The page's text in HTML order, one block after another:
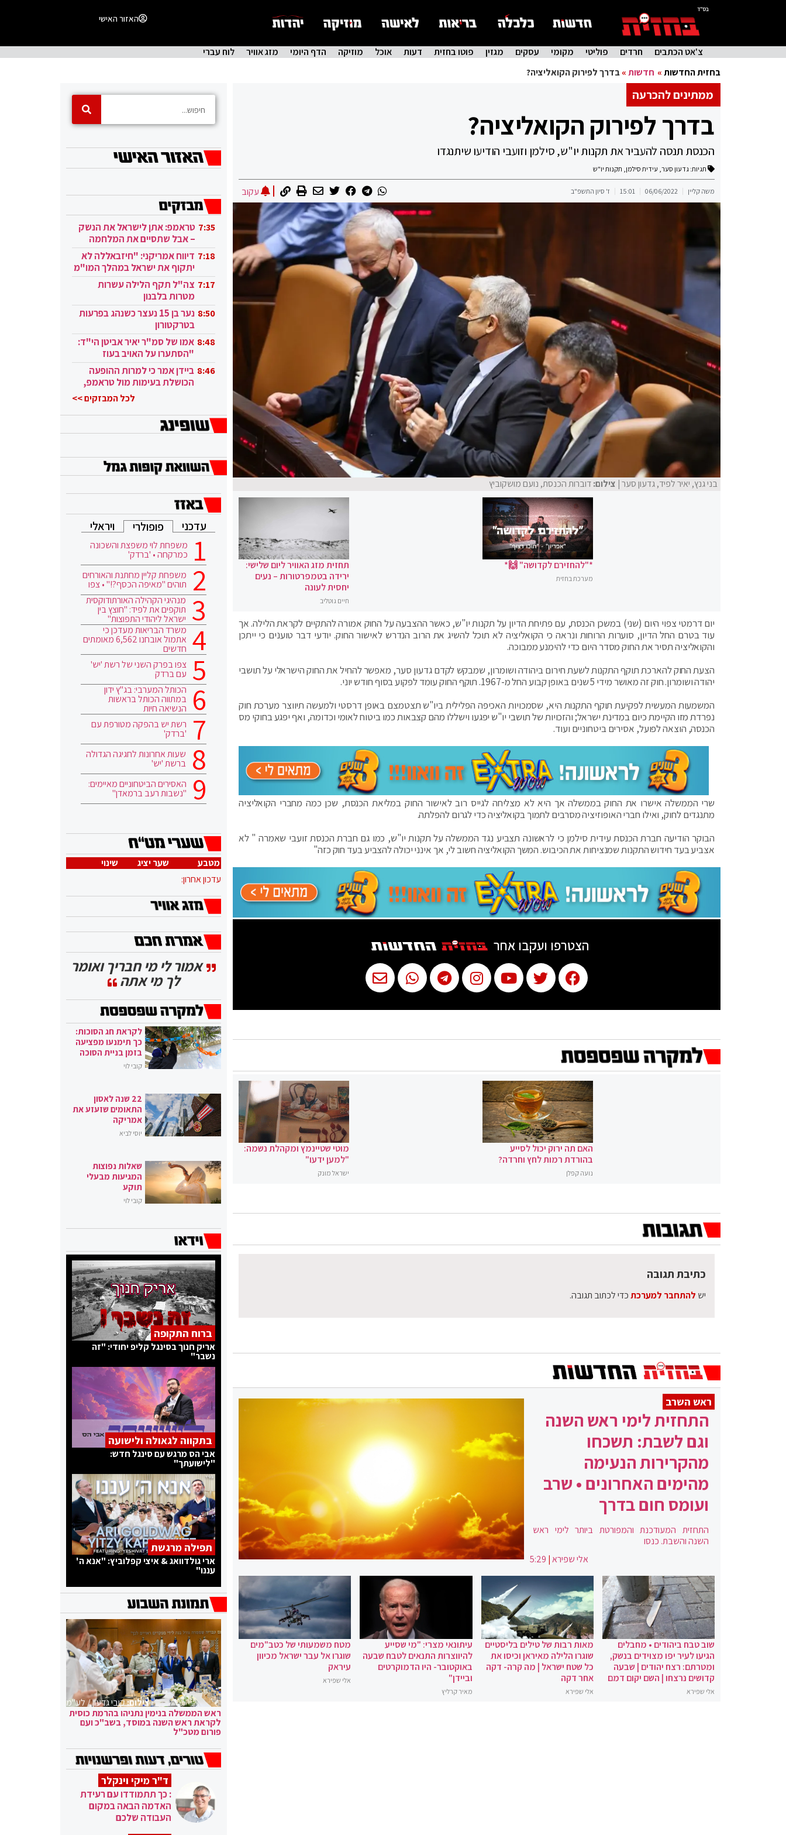
בס"ד
האזור האישי
צ'אט הכתבים חרדים פוליטי מקומי עסקים מגזין פוטו בחזית דעות אוכל מוזיקה הדף היומי מזג אוויר
לוח עברי
בחזית החדשות» חדשות»בדרך לפירוק הקואליציה?
ממתינים להכרעה
בדרך לפירוק הקואליציה?
הכנסת תנסה להעביר את תקנות יו"ש, סילמן וזועבי הודיעו שיתנגדו
תגיות: גדעון סער, עידית סילמן, תקנות יו"ש
משה קליין 06/06/2022
15:01 ז' סיון התשפ"ב עקוב
בני גנץ, יאיר לפיד, גדעון סער| צילום:דוברות הכנסת, נועם מושקוביץ
*"להחזירם לקדושה" 🙌*
מערכת בחזית
תחזית מזג האוויר ליום שלישי:
ירידה בטמפרטורות – נעים
יחסית לעונה
חיים גוטליב
יום דרמטי צפוי היום (שני) במשכן הכנסת, עם פתיחת הדיון על תקנות יו"ש, כאשר ההצבעה על החוק אמורה להתקיים לקראת הלילה. אך
עוד בטרם החל הדיון, סוערות הרוחות ונראה כי הקואליציה לא תוכל להשיג את הרוב הנדרש לאישור החוק. יודעי דבר טוענים כי ייתכן
והקואליציה תסיר את החוק מסדר היום כדי להימנע ממבוכה.
הצעת החוק להארכת תוקף התקנות לשעת חירום ביהודה ושומרון, שמבקש לקדם גדעון סער, מאפשר להחיל את החוק הישראלי על תושבי
יהודה ושומרון. חוק זה מאושר מידי 5 שנים באופן קבוע החל מ-1967. תוקף החוק עומד לפקוע בסוף חודש יוני.
המשמעות המעשית לפקיעת תוקף התקנות היא, שסמכויות האכיפה הפלילית ביו"ש תצטמצם באופן דרסטי ולמעשה תיווצר מערכת חוק
נפרדת מזו הקיימת כיום במדינת ישראל; והזכויות של תושבי יו"ש יפגעו וישללו מהם קצבאות כמו ביטוח לאומי וכדומה, ואף יפגע בחוקי מס
הכנסה, הוצאה לפועל, אסירים ביטחוניים ועוד.
שרי הממשלה אישרו את החוק בממשלה אך היא לא מצליחה לגייס רוב לאישור החוק במליאת הכנסת, שכן כמה מחברי הקואליציה
מתנגדים לחוק, ואילו חברי האופוזיציה מסרבים לתמוך בקואליציה כדי לגרום להפלתה.
הבוקר הודיעה חברת הכנסת עידית סילמן כי לראשונה תצביע נגד הממשלה על תקנות יו"ש, כמו גם חברת הכנסת זועבי שאמרה " לא
אצביע בעד חידוש התקנות שמנציחות את הכיבוש. המשך הקואליציה חשוב לי, אך אינני יכולה להצביע בעד חוק כזה"
הצטרפו ועקבו אחר
האם תה ירוק יכול לסייע
בהורדת רמות לחץ וחרדה?
נועה קפלן
מוטי שטיינמץ ומקהלת נשמה:
"למען ידעו"
ישראל מונק
כתיבת תגובה
יש להתחבר למערכתכדי לכתוב תגובה.
ראש השרב
התחזית לימי ראש השנה
וגם לשבת: תשכחו
מהקרירות הנעימה
מהימים האחרונים • שרב
ועומס חום בדרך
התחזית המעודכנת והמפורטת ביותר לימי ראש
השנה והשבת. כנסו
אלי שפירא|
5:29
שוב טבח ביהודים • מחבלים
הגיעו לעיר יפו מצוידים בנשק,
ומטרתם: רצח יהודים | שבעה
קדושים נרצחו | השם יקום דמם
אלי שפירא
מאות רבות של טילים בליסטיים
שוגרו הלילה מאיראן וכיסו את
כל שטח ישראל | מה קרה- דקה
אחר דקה
אלי שפירא
עיתונאי מצרי: "מי שסייע
להיווצרות התנאים לטבח שבעה
באוקטובר- היו הדמוקרטים
וביידן"
מאיר קרליץ
מטח משמעותי של כטב"מים
שוגרו אל עבר ישראל מכיוון
עיראק
אלי שפירא
7:35 טראמפ: אתן לישראל את הנשק
– אבל שתסיים את המלחמה
בעזה 7:18 דיווח אמריקני: "חיזבאללה לא
יתקוף את ישראל במהלך המו"מ
בקטאר" 7:17 צה"ל תקף הלילה עשרות
מטרות בלבנון
8:50
נער בן 15 נעצר כשנהג בפרעות
בטרקטורון
8:48 אמו של סמ"ר יאיר אביטן הי"ד:
"הסתערו על האויב בעוז
ובגבורה" 8:46 ביידן אמר כי למרות ההופעה
הכושלת בעימות מול טראמפ,
לכל המבזקים >>
עדכני פופולרי ויראלי
משפחת לוי משפצת והשכונה
כמרקחה • 'ברדק'
משפחת קליין מחתנת והאורחים
תוהים "מאיפה הכסף?!" • צפו
מנהיגי הקהילה האורתודוקסית
תוקפים את לפיד: "חוצץ בין
ישראל ליהודי התפוצות"
משרד הבריאות מעדכן כי
אתמול אובחנו 6,562 מאומתים
חדשים
צפו בפרק השני של רשת 'יש'
עם ברדק
הכותל המערבי: בג"ץ ידון
במתווה הכותל בראשות
הנשיאה חיות
רשת יש בהפקה מטורפת עם
'ברדק'
שעות אחרונות לחגיגה הגדולה
ברשת 'יש'
האסירים הביטחוניים מאיימים:
"נשבות רעב ברמאדן"
מטבע שער יציג
שינוי
עדכון אחרון:
אמור לי מי חבריך ואומר
לך מי אתה
לקראת חג הסוכות:
כך תימנעו מפציעה
בזמן בניית הסוכה
קובי לוי
22 שנה לאסון
התאומים שזעזע את
אמריקה
יוסי לביא
שאלות נפוצות
המגיעות מבעלי
תוקע
קובי לוי
ברוח התקופה
אריק חנוך בסינגל קליפ יחודי: "זה
נשבר"
בתקווה לגאולה ולישועה
אבי הס מרגש עם סינגל חדש:
"לישועתך"
תפילה מרגשת
ארי גולדוואג & איצי קפלוביץ: "אנא ה'
עננו"
צילום:קובי גדעון / לע"מ
ראש הממשלה בנימין נתניהו בהרמת כוסית
לקראת ראש השנה במוסד, בשב"כ ועם
פורום מטכ"ל
ד"ר מיקי וינקלר
: כך תתמודדו עם רעידת
האדמה הבאה במקום
העבודה שלכם